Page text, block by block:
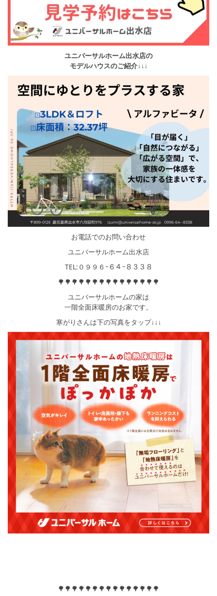
ユニバーサルホーム出水店の
モデルハウスのご紹介↓↓↓
お電話でのお問い合わせ
ユニバーサルホーム出水店
TEL:０９９６ｰ６４ｰ８３３８
🌳🌳🌳🌳🌳🌳🌳🌳🌳🌳🌳🌳🌳🌳🌳
ユニバーサルホームの家は
一階全面床暖房のお家です。
寒がりさんは下の写真をタップ↓↓↓
🌳🌳🌳🌳🌳🌳🌳🌳🌳🌳🌳🌳🌳🌳🌳